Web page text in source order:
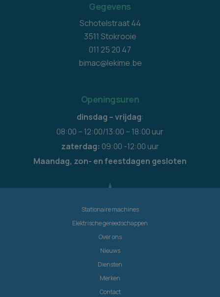
Gegevens
Schotelstraat 44
3511 Stokrooie
011 25 20 47
bimac@lekime.be
Openingsuren
dinsdag – vrijdag:
08:00 – 12:00/13:00 – 18:00 uur
zaterdag: 09:00 -12:00 uur
Maandag, zon- en feestdagen gesloten
Stationaire machines
Elektrische gereedschappen
Over ons
Nieuws
Diensten
Merken
Contact